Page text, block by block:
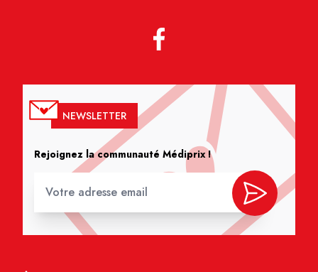
NEWSLETTER
Rejoignez la communauté Médiprix !